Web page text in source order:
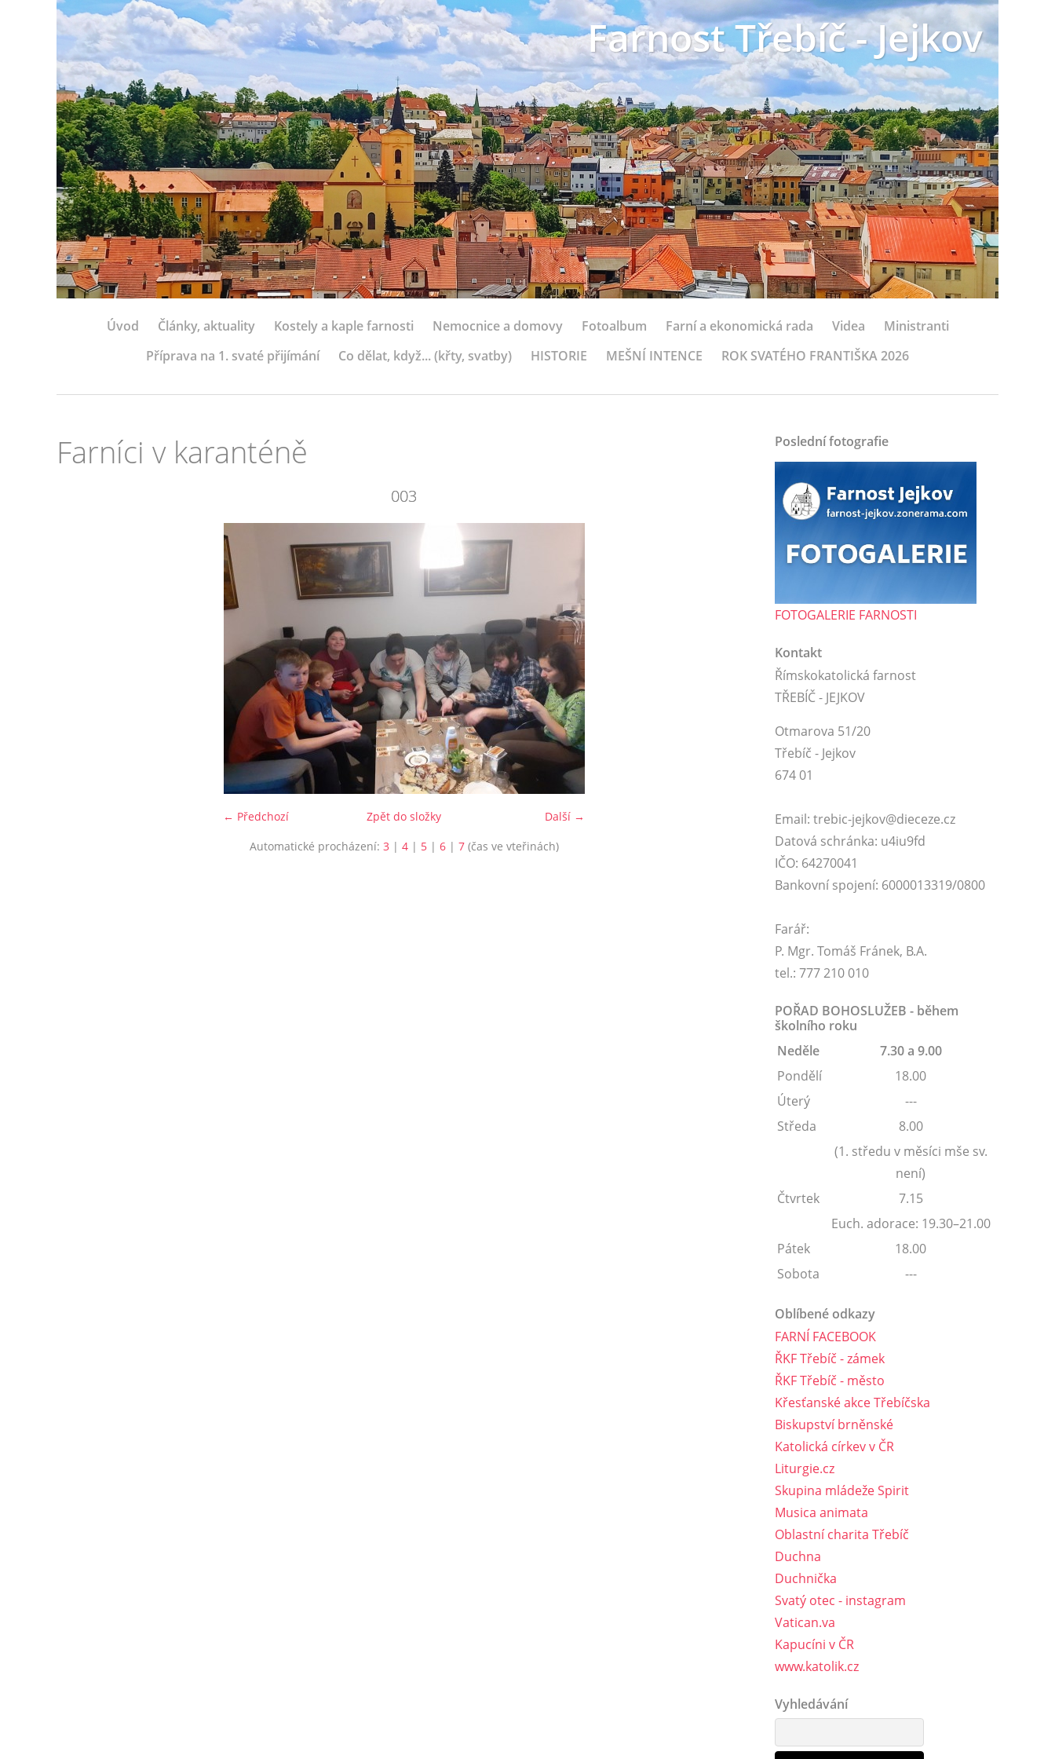
Farnost Třebíč - Jejkov
Úvod Články, aktuality Kostely a kaple farnosti Nemocnice a domovy Fotoalbum Farní a ekonomická rada Videa
Ministranti
Příprava na 1. svaté přijímání
Co dělat, když... (křty, svatby) HISTORIE MEŠNÍ INTENCE ROK SVATÉHO FRANTIŠKA 2026
Farníci v karanténě
003
← Předchozí Další →
Zpět do složky
Automatické procházení: 3 | 4| 5| 6| 7(čas ve vteřinách)
Poslední fotografie
FOTOGALERIE FARNOSTI
Kontakt
Římskokatolická farnost
TŘEBÍČ - JEJKOV
Otmarova 51/20
Třebíč - Jejkov
674 01
Email: trebic-jejkov@dieceze.cz
Datová schránka: u4iu9fd
IČO: 64270041
Bankovní spojení: 6000013319/0800
Farář:
P. Mgr. Tomáš Fránek, B.A.
tel.: 777 210 010
POŘAD BOHOSLUŽEB - během
školního roku
Neděle
7.30 a 9.00
Pondělí
18.00
Úterý
---
Středa
8.00
(1. středu v měsíci mše sv.
není)
Čtvrtek
7.15
Euch. adorace: 19.30–21.00
Pátek
18.00
Sobota
---
Oblíbené odkazy
FARNÍ FACEBOOK
ŘKF Třebíč - zámek
ŘKF Třebíč - město
Křesťanské akce Třebíčska
Biskupství brněnské
Katolická církev v ČR
Liturgie.cz
Skupina mládeže Spirit
Musica animata
Oblastní charita Třebíč
Duchna
Duchnička
Svatý otec - instagram
Vatican.va
Kapucíni v ČR
www.katolik.cz
Vyhledávání